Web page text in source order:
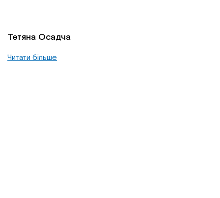
Тетяна Осадча
Читати більше